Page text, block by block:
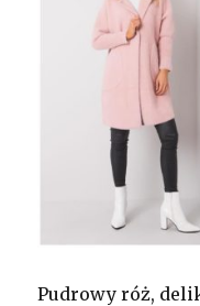
Pudrowy róż,